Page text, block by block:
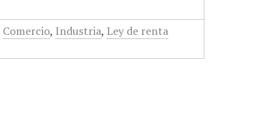
Comercio, Industria, Ley de renta